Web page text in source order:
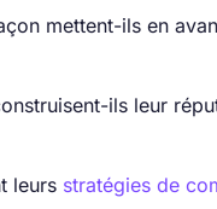
mettent-ils en
ils leur
leurs stratégies de